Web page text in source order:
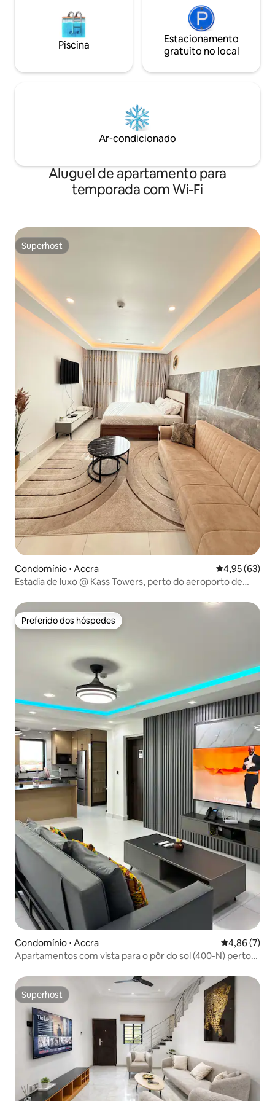
Piscina
Estacionamento
gratuito no local
Ar-condicionado
Aluguel de apartamento para
temporada com Wi-Fi
Superhost
Superhost
Condomínio ⋅ Accra 4,95 de uma
4,95 (63)
Estadia de luxo @ Kass Towers, perto do aeroporto de
Preferido dos hóspedes
Preferido dos hóspedes
Condomínio ⋅ Accra 4,86 de uma
4,86 (7)
Apartamentos com vista para o pôr do sol (400-N) perto
Superhost
Superhost